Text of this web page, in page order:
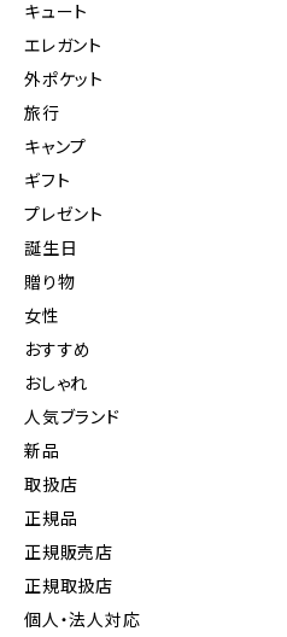
キュート
エレガント
外ポケット
旅行
キャンプ
ギフト
プレゼント
誕生日
贈り物
女性
おすすめ
おしゃれ
人気ブランド
新品
取扱店
正規品
正規販売店
正規取扱店
個人・法人対応